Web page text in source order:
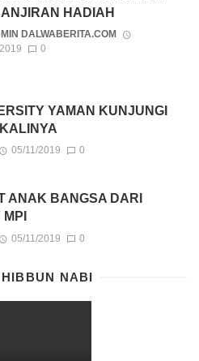
HADIAH
DALWABERITA.COM
0
YAMAN KUNJUNGI
05/11/2019 0
ANAK BANGSA DARI
05/11/2019 0
NABI